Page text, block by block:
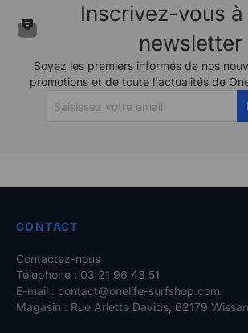
Inscrivez-vous
newsletter
Soyez les premiers informés de nos
promotions et de toute l'actualités de
CONTACT
Contactez-nous
Téléphone : 03 21 96 43 51
E-mail : contact@onelife-surfshop.com
Magasin : Rue Arlette Davids, 62179